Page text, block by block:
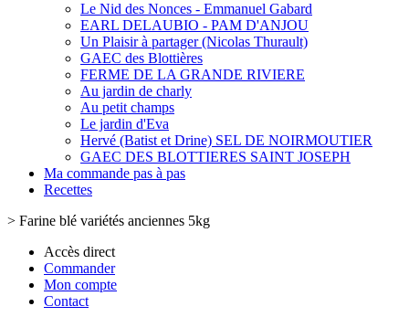
Le Nid des Nonces - Emmanuel Gabard
EARL DELAUBIO - PAM D'ANJOU
Un Plaisir à partager (Nicolas Thurault)
GAEC des Blottières
FERME DE LA GRANDE RIVIERE
Au jardin de charly
Au petit champs
Le jardin d'Eva
Hervé (Batist et Drine) SEL DE NOIRMOUTIER
GAEC DES BLOTTIERES SAINT JOSEPH
Ma commande pas à pas
Recettes
> Farine blé variétés anciennes 5kg
Accès direct
Commander
Mon compte
Contact